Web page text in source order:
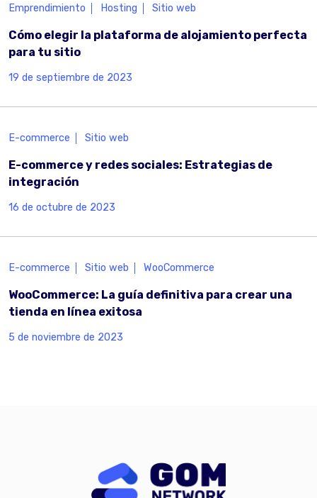
Emprendimiento Hosting Sitio web
Cómo elegir la plataforma de alojamiento perfecta
para tu sitio
19 de septiembre de 2023
E-commerce Sitio web
E-commerce y redes sociales: Estrategias de
integración
16 de octubre de 2023
E-commerce Sitio web WooCommerce
WooCommerce: La guía definitiva para crear una
tienda en línea exitosa
5 de noviembre de 2023